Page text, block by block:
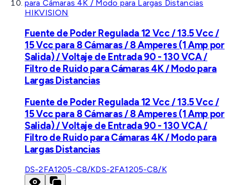
HIKVISION
Fuente de Poder Regulada 12 Vcc / 13.5 Vcc /
15 Vcc para 8 Cámaras / 8 Amperes (1 Amp por
Salida) / Voltaje de Entrada 90 - 130 VCA /
Filtro de Ruido para Cámaras 4K / Modo para
Largas Distancias
Fuente de Poder Regulada 12 Vcc / 13.5 Vcc /
15 Vcc para 8 Cámaras / 8 Amperes (1 Amp por
Salida) / Voltaje de Entrada 90 - 130 VCA /
Filtro de Ruido para Cámaras 4K / Modo para
Largas Distancias
DS-2FA1205-C8/KDS-2FA1205-C8/K